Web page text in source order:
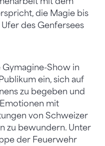
die Magie bis
des Genfersees
Gymagine-Show in
ein, sich auf
zu begeben und
mit
von Schweizer
zu bewundern. Unter
der Feuerwehr